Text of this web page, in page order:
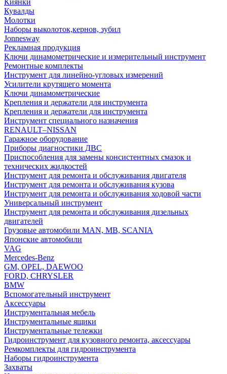
Киянки
Кувалды
Молотки
Наборы выколоток,кернов, зубил
Jonnesway
Рекламная продукция
Ключи динамометрические и измерительный инструмент
Ремонтные комплекты
Инструмент для линейно-угловых измерений
Усилители крутящего момента
Ключи динамометрические
Крепления и держатели для инструмента
Крепления и держатели для инструмента
Инструмент специального назначения
RENAULT–NISSAN
Гаражное оборудование
Приборы диагностики ДВС
Приспособления для замены консистентных смазок и
технических жидкостей
Инструмент для ремонта и обслуживания двигателя
Инструмент для ремонта и обслуживания кузова
Инструмент для ремонта и обслуживания ходовой части
Универсальный инструмент
Инструмент для ремонта и обслуживания дизельных
двигателей
Грузовые автомобили MAN, MB, SCANIA
Японские автомобили
VAG
Mercedes-Benz
GM, OPEL, DAEWOO
FORD, CHRYSLER
BMW
Вспомогательный инструмент
Аксессуары
Инструментальная мебель
Инструментальные ящики
Инструментальные тележки
Гидроинструмент для кузовного ремонта, аксессуары
Ремкомплекты для гидроинструмента
Наборы гидроинструмента
Захваты